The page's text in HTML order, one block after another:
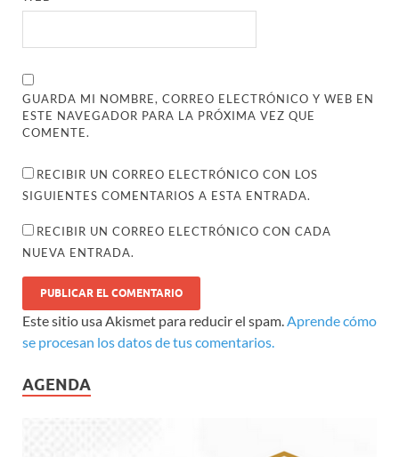
GUARDA MI NOMBRE, CORREO ELECTRÓNICO Y WEB EN
ESTE NAVEGADOR PARA LA PRÓXIMA VEZ QUE
COMENTE.
RECIBIR UN CORREO ELECTRÓNICO CON LOS
SIGUIENTES COMENTARIOS A ESTA ENTRADA.
RECIBIR UN CORREO ELECTRÓNICO CON CADA
NUEVA ENTRADA.
Este sitio usa Akismet para reducir el spam.Aprende cómo
se procesan los datos de tus comentarios.
AGENDA